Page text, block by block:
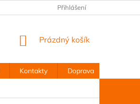
Přihlášení
NÁKUPNÍ
Prázdný košík
Kontakty Doprava